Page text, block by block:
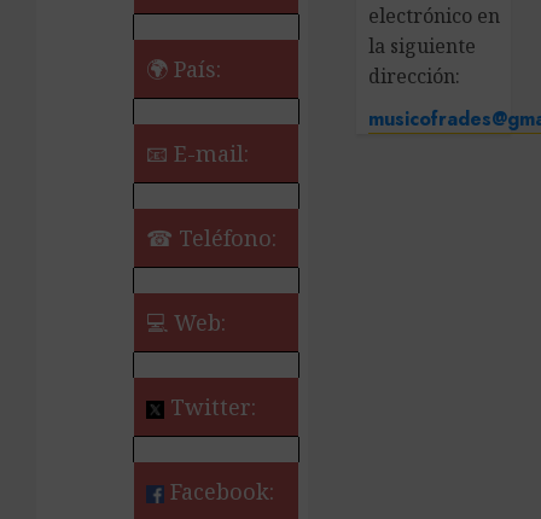
🌍 País:
📧 E-mail:
☎ Teléfono:
💻 Web:
Twitter:
Facebook:
electrónico en
la siguiente
dirección: